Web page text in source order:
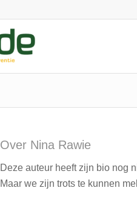
Over Nina Rawie
Deze auteur heeft zijn bio nog
Maar we zijn trots te kunnen